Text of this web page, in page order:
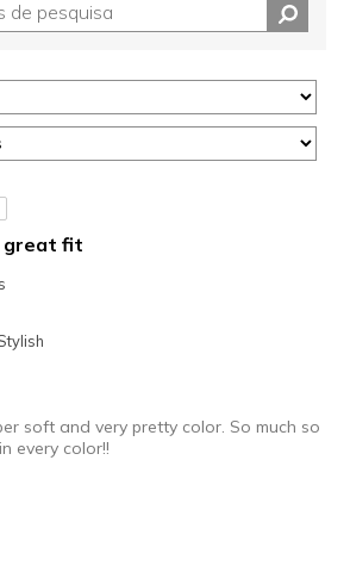
great fit
soft and very pretty color. So much so
every color!!